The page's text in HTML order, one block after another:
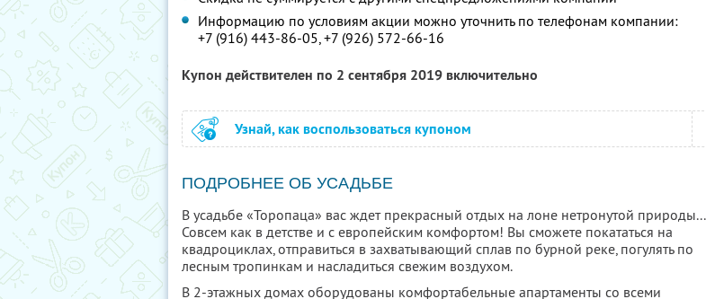
Информацию по условиям акции можно уточнить по телефонам компании:
+7 (916) 443-86-05, +7 (926) 572-66-16
Купон действителен по 2 сентября 2019 включительно
Узнай, как воспользоваться купоном
ПОДРОБНЕЕ ОБ УСАДЬБЕ
В усадьбе «Торопаца» вас ждет прекрасный отдых на лоне нетронутой природы...
Совсем как в детстве и с европейским комфортом! Вы сможете покататься на
квадроциклах, отправиться в захватывающий сплав по бурной реке, погулять по
лесным тропинкам и насладиться свежим воздухом.
В 2-этажных домах оборудованы комфортабельные апартаменты со всеми